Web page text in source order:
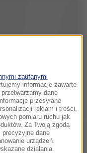
i czwarte
zaufanymi
informacje zawarte
dane
przesyłane
reklam i treści,
pomiaru ruchu jak
Za Twoją zgodą
dane
urządzeń.
działania.